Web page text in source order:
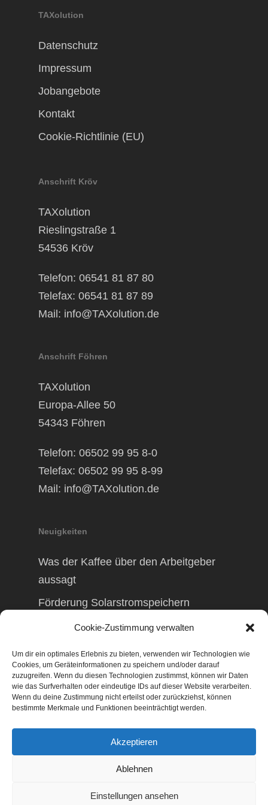
Cookie-Zustimmung verwalten
Um dir ein optimales Erlebnis zu bieten, verwenden wir Technologien wie
Cookies, um Geräteinformationen zu speichern und/oder darauf
zuzugreifen. Wenn du diesen Technologien zustimmst, können wir Daten
wie das Surfverhalten oder eindeutige IDs auf dieser Website verarbeiten.
Wenn du deine Zustimmung nicht erteilst oder zurückziehst, können
bestimmte Merkmale und Funktionen beeinträchtigt werden.
Akzeptieren
Ablehnen
Einstellungen ansehen
TAXolution
Datenschutz
Impressum
Jobangebote
Kontakt
Cookie-Richtlinie (EU)
Anschrift Kröv
TAXolution
Rieslingstraße 1
54536 Kröv
Telefon: 06541 81 87 80
Telefax: 06541 81 87 89
Mail: info@TAXolution.de
Anschrift Föhren
TAXolution
Europa-Allee 50
54343 Föhren
Telefon: 06502 99 95 8-0
Telefax: 06502 99 95 8-99
Mail: info@TAXolution.de
Neuigkeiten
Was der Kaffee über den Arbeitgeber
aussagt
Förderung Solarstromspeichern
Förderung Balkonkraftwerk
© 2026 TAXolution – Beratung,
Lohnabrechnungen, Erfassung lfd.
Lohnabrechnung, Betriebswirtschaftliche
Beratung, Finanzierungsberatung,
Gestaltungsberatung,
Existenzgründungsberatung, Marketing,